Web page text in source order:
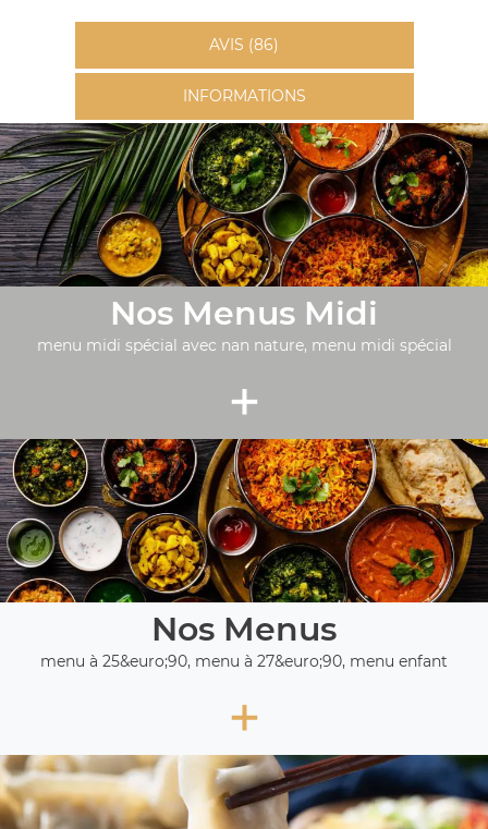
AVIS (86)
INFORMATIONS
Nos Menus Midi
menu midi spécial avec nan nature, menu midi spécial
+
Nos Menus
menu à 25&euro;90, menu à 27&euro;90, menu enfant
+